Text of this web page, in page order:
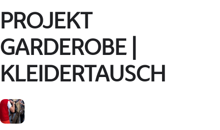
PROJEKT
GARDEROBE |
KLEIDERTAUSCH